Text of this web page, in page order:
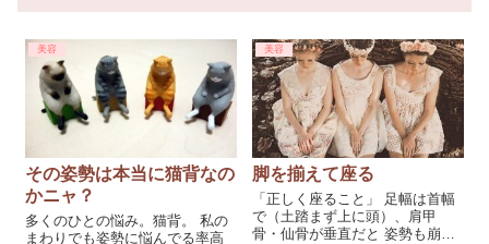
美容
その姿勢は本当に猫背なの
かニャ？
多くのひとの悩み。猫背。 私の
まわりでも姿勢に悩んでる率高
美容
脚を揃えて座る
「正しく座ること」 足幅は首幅
で（土踏まず上に頭）、肩甲
骨・仙骨が垂直だと 姿勢も崩れ